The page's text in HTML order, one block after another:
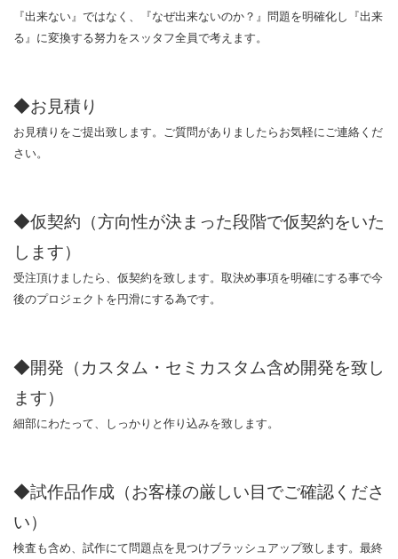
『出来ない』ではなく、『なぜ出来ないのか？』問題を明確化し『出来
る』に変換する努力をスッタフ全員で考えます。
◆お見積り
お見積りをご提出致します。ご質問がありましたらお気軽にご連絡くだ
さい。
◆仮契約（方向性が決まった段階で仮契約をいた
します）
受注頂けましたら、仮契約を致します。取決め事項を明確にする事で今
後のプロジェクトを円滑にする為です。
◆開発（カスタム・セミカスタム含め開発を致し
ます）
細部にわたって、しっかりと作り込みを致します。
◆試作品作成（お客様の厳しい目でご確認くださ
い）
検査も含め、試作にて問題点を見つけブラッシュアップ致します。最終